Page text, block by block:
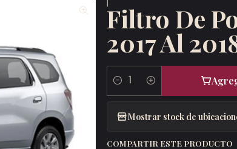
Filtro De
2017 Al
Cantidad
Mostrar stock de
COMPARTIR ESTE PRODUCTO